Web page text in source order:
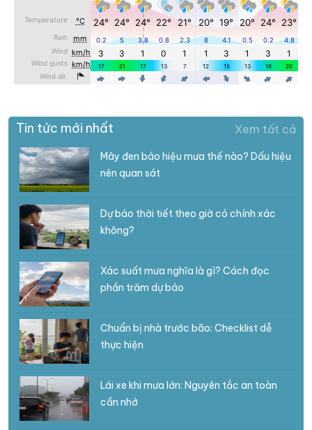
Tin tức mới nhất Xem tất cả
Mây đen báo hiệu mưa thế nào? Dấu hiệu
nên quan sát
Dự báo thời tiết theo giờ có chính xác
không?
Xác suất mưa nghĩa là gì? Cách đọc
phần trăm dự báo
Chuẩn bị nhà trước bão: Checklist dễ
thực hiện
Lái xe khi mưa lớn: Nguyên tắc an toàn
cần nhớ